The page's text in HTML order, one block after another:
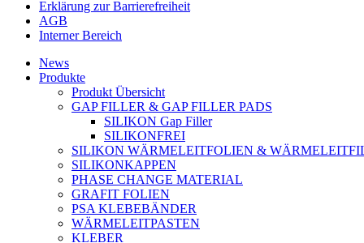
Erklärung zur Barrierefreiheit
AGB
Interner Bereich
News
Produkte
Produkt Übersicht
GAP FILLER & GAP FILLER PADS
SILIKON Gap Filler
SILIKONFREI
SILIKON WÄRMELEITFOLIEN &
SILIKONKAPPEN
PHASE CHANGE MATERIAL
GRAFIT FOLIEN
PSA KLEBEBÄNDER
WÄRMELEITPASTEN
KLEBER